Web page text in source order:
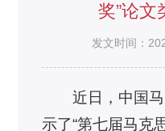
奖”论文
发文时间：
近日，中国
示了“第七届马克